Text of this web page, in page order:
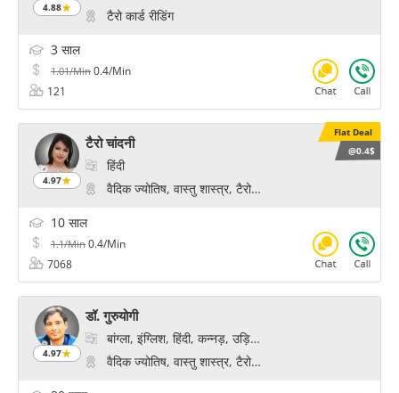
4.88
टैरो कार्ड रीडिंग
3 साल
1.01/Min 0.4/Min
121
Flat Deal
@0.4$
4.97
टैरो चांदनी
हिंदी
वैदिक ज्योतिष, वास्तु शास्त्र, टैरो कार्ड रीडिंग, योग और ध्यान,
10 साल
1.1/Min 0.4/Min
7068
4.97
डॉ. गुरुयोगी
बांग्ला, इंग्लिश, हिंदी, कन्नड़, उड़िया, तेलुगू
वैदिक ज्योतिष, वास्तु शास्त्र, टैरो कार्ड रीडिंग, अंक ज्योतिष,